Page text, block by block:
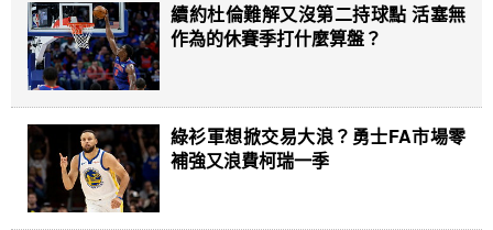
續約杜倫難解又沒第二持球點 活塞無
作為的休賽季打什麼算盤？
綠衫軍想掀交易大浪？勇士FA市場零
補強又浪費柯瑞一季